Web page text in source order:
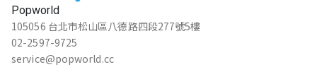
Popworld
105056 台北市松山區八德路四段277號5樓
02-2597-9725
service@popworld.cc